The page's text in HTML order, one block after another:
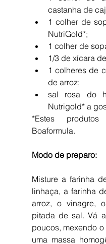
castanha de
1 colher de
NutriGold*;
1 colher de
1/3 de xícara
1 colheres de
de arroz;
sal rosa do
Nutrigold* a
*Estes
Boaformula.
Modo de preparo:
Misture a farinha
linhaça, a farinha
arroz, o vinagre,
pitada de sal. Vá
poucos, mexendo
uma massa